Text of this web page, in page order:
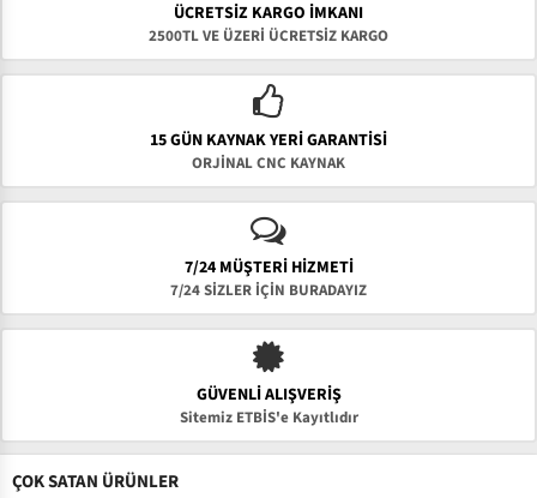
ÜCRETSIZ KARGO İMKANI
2500TL VE ÜZERİ ÜCRETSİZ KARGO
15 GÜN KAYNAK YERI GARANTISI
ORJİNAL CNC KAYNAK
7/24 MÜŞTERİ HİZMETİ
7/24 SİZLER İÇİN BURADAYIZ
GÜVENLI ALIŞVERIŞ
Sitemiz ETBİS'e Kayıtlıdır
ÇOK SATAN ÜRÜNLER